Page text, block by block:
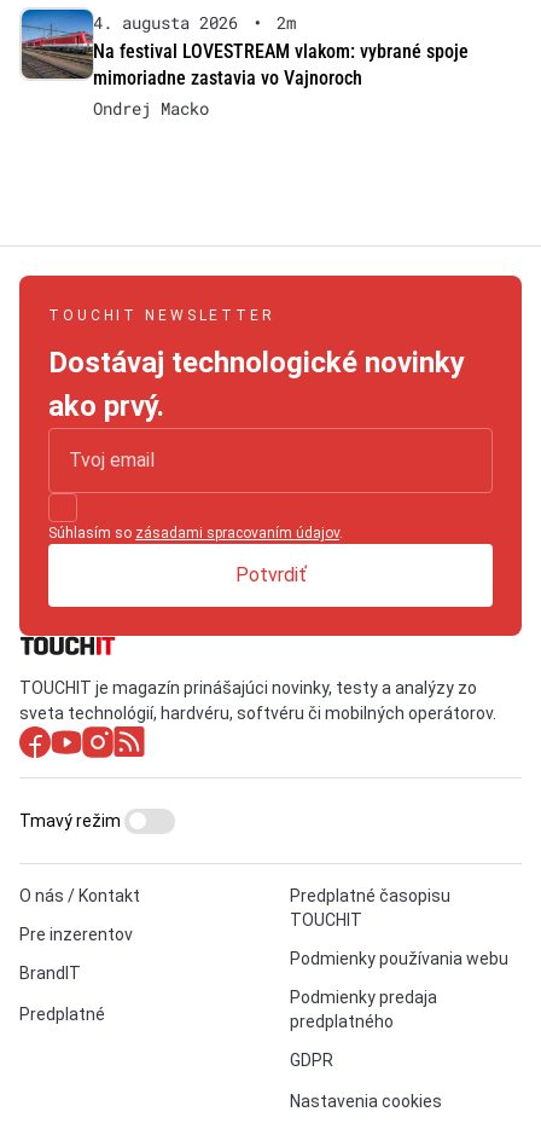
4. augusta 2026 •
2m
Na festival LOVESTREAM vlakom: vybrané spoje
mimoriadne zastavia vo Vajnoroch
Ondrej Macko
TOUCHIT NEWSLETTER
Dostávaj technologické novinky
ako prvý.
Súhlasím so zásadami spracovaním údajov.
Potvrdiť
TOUCHIT je magazín prinášajúci novinky, testy a analýzy zo
sveta technológií, hardvéru, softvéru či mobilných operátorov.
O nás / Kontakt
Pre inzerentov
BrandIT
Predplatné
Predplatné časopisu
TOUCHIT
Podmienky používania webu
Podmienky predaja
predplatného
GDPR
Nastavenia cookies
Tmavý režim